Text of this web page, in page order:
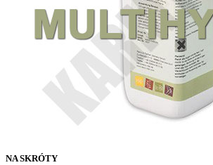
NA SKRÓTY